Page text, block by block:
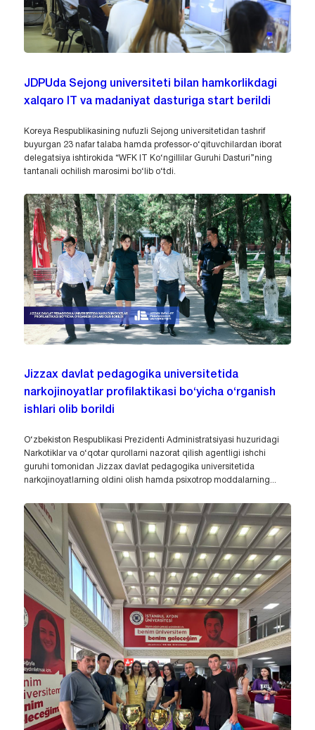
JDPUda Sejong universiteti bilan hamkorlikdagi
xalqaro IT va madaniyat dasturiga start berildi
Koreya Respublikasining nufuzli Sejong universitetidan tashrif
buyurgan 23 nafar talaba hamda professor-o‘qituvchilardan iborat
delegatsiya ishtirokida “WFK IT Ko‘ngillilar Guruhi Dasturi”ning
tantanali ochilish marosimi bo‘lib o‘tdi.
Jizzax davlat pedagogika universitetida
narkojinoyatlar profilaktikasi bo‘yicha o‘rganish
ishlari olib borildi
O‘zbekiston Respublikasi Prezidenti Administratsiyasi huzuridagi
Narkotiklar va o‘qotar qurollarni nazorat qilish agentligi ishchi
guruhi tomonidan Jizzax davlat pedagogika universitetida
narkojinoyatlarning oldini olish hamda psixotrop moddalarning...